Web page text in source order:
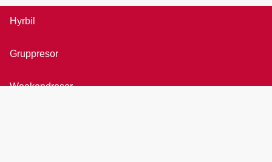
Hyrbil
Gruppresor
Weekendresor